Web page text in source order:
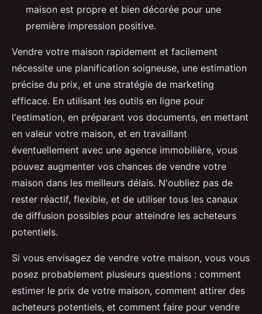
maison est propre et bien décorée pour une
première impression positive.
Vendre votre maison rapidement et facilement
nécessite une planification soigneuse, une estimation
précise du prix, et une stratégie de marketing
efficace. En utilisant les outils en ligne pour
l'estimation, en préparant vos documents, en mettant
en valeur votre maison, et en travaillant
éventuellement avec une agence immobilière, vous
pouvez augmenter vos chances de vendre votre
maison dans les meilleurs délais. N'oubliez pas de
rester réactif, flexible, et de utiliser tous les canaux
de diffusion possibles pour atteindre les acheteurs
potentiels.
Si vous envisagez de vendre votre maison, vous vous
posez probablement plusieurs questions : comment
estimer le prix de votre maison, comment attirer des
acheteurs potentiels, et comment faire pour vendre